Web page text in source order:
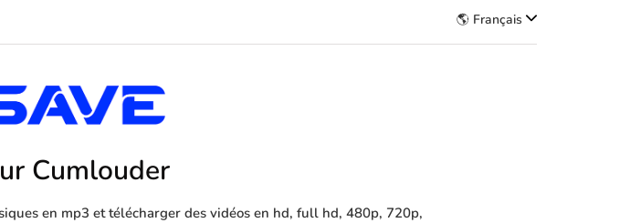
🌎 Français
Cumlouder
en mp3 et télécharger des vidéos en hd, full hd, 480p, 720p,